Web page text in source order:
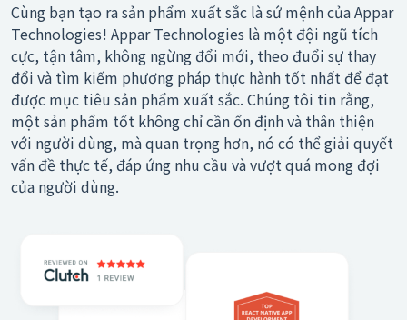
Cùng bạn tạo ra sản phẩm xuất sắc là sứ mệnh của Appar
Technologies! Appar Technologies là một đội ngũ tích
cực, tận tâm, không ngừng đổi mới, theo đuổi sự thay
đổi và tìm kiếm phương pháp thực hành tốt nhất để đạt
được mục tiêu sản phẩm xuất sắc. Chúng tôi tin rằng,
một sản phẩm tốt không chỉ cần ổn định và thân thiện
với người dùng, mà quan trọng hơn, nó có thể giải quyết
vấn đề thực tế, đáp ứng nhu cầu và vượt quá mong đợi
của người dùng.